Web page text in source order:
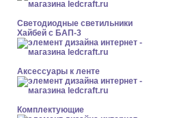
Светодиодные светильники
Хайбей с БАП-3
Аксессуары к ленте
Комплектующие